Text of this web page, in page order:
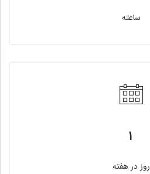
ساعته
۱
روز در هفته